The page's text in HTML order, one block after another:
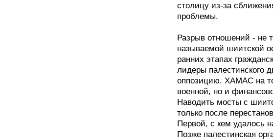
столицу из-за
проблемы.
Разрыв отношений - не
называемой шиитской
ранних этапах
лидеры палестинского
оппозицию. ХАМАС на
военной, но и
Наводить мосты с
только после
Первой, с кем удалось
Позже палестинская